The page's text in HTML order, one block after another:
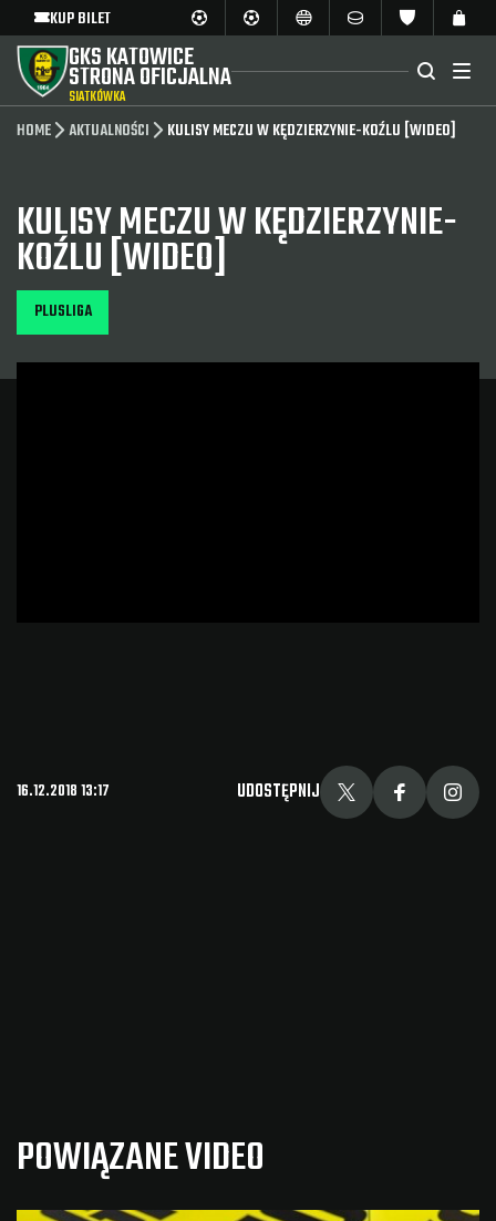
KUP BILET
GKS KATOWICE
STRONA OFICJALNA
SIATKÓWKA
HOME AKTUALNOŚCI KULISY MECZU W KĘDZIERZYNIE-KOŹLU [WIDEO]
KULISY MECZU W KĘDZIERZYNIE-
KOŹLU [WIDEO]
PLUSLIGA
16.12.2018 13:17 UDOSTĘPNIJ
POWIĄZANE VIDEO